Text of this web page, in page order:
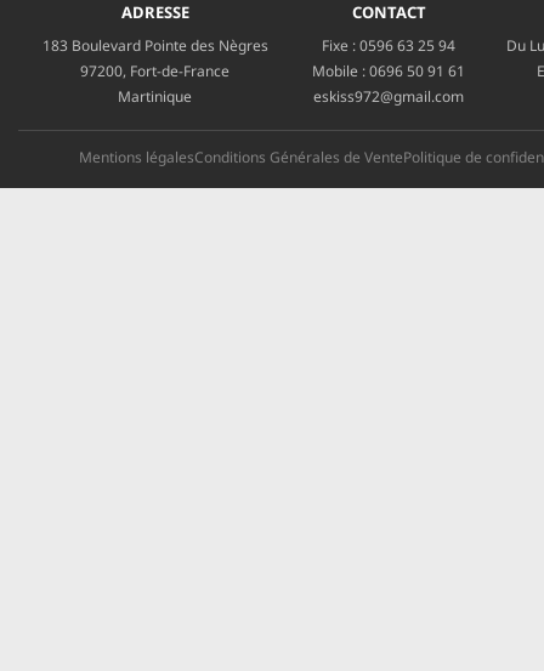
ADRESSE
183 Boulevard Pointe des Nègres
97200, Fort-de-France
Martinique
CONTACT
Fixe :0596 63 25 94
Mobile :0696 50 91 61
eskiss972@gmail.com
Du
Mentions légalesConditions Générales de VentePolitique de